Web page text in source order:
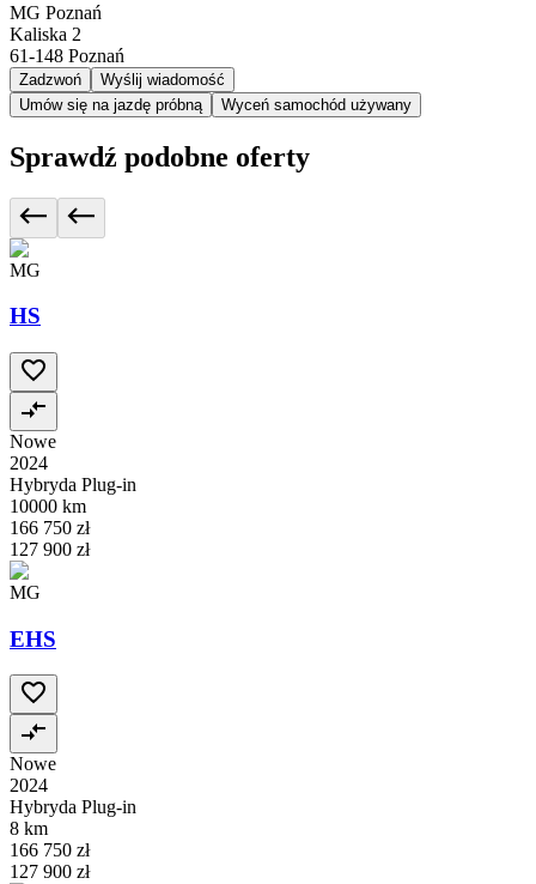
MG Poznań
Kaliska 2
61-148 Poznań
Zadzwoń
Wyślij wiadomość
Umów się na jazdę próbną
Wyceń samochód używany
Sprawdź podobne oferty
MG
HS
Nowe
2024
Hybryda Plug-in
10000 km
166 750 zł
127 900 zł
MG
EHS
Nowe
2024
Hybryda Plug-in
8 km
166 750 zł
127 900 zł